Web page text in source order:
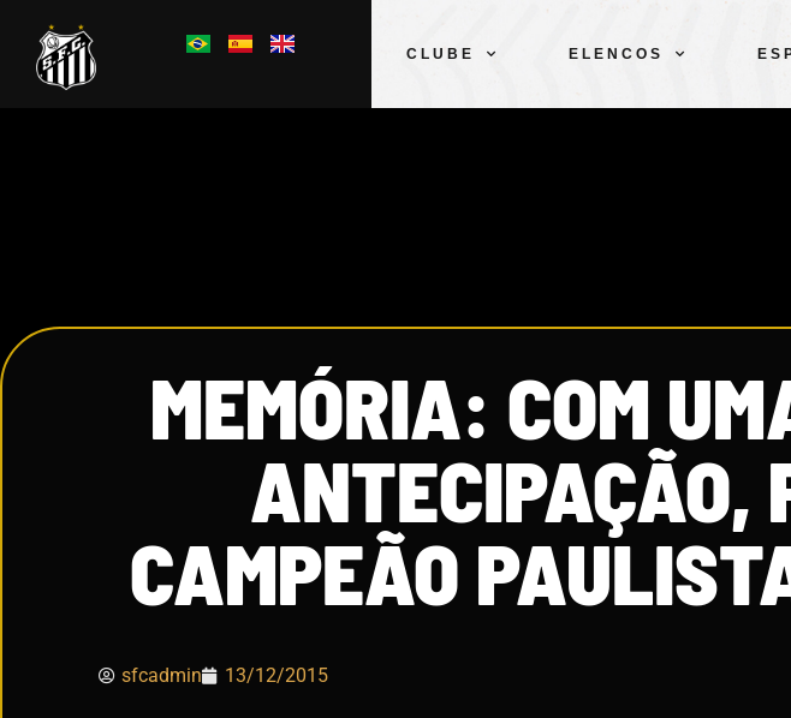
CLUBE ELENCOS
MEMÓRIA: COM
ANTECIPAÇÃO,
CAMPEÃO
sfcadmin 13/12/2015